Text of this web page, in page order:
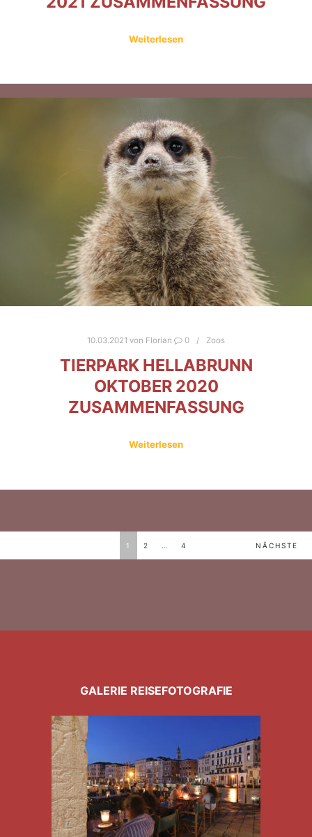
Weiterlesen
10.03.2021 von Florian 0 Zoos
TIERPARK HELLABRUNN
OKTOBER 2020
ZUSAMMENFASSUNG
Weiterlesen
BEITRAGSNAVIGATION
1 2 4 NÄCHSTE
GALERIE REISEFOTOGRAFIE